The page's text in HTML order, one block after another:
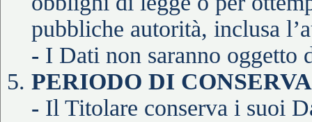
pubbliche autorità, inclusa
- I Dati non saranno oggetto
PERIODO DI
- Il Titolare conserva i suoi